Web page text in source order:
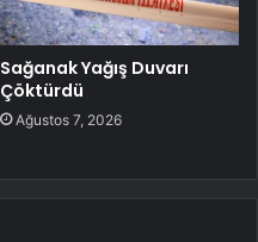
Sağanak Yağış Duvarı
Çöktürdü
Ağustos 7, 2026